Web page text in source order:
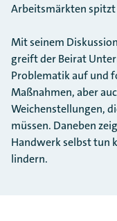
Arbeitsmärkten spitzt
Mit seinem
greift der Beirat
Problematik auf und
Maßnahmen, aber
Weichenstellungen,
müssen. Daneben
Handwerk selbst tun
lindern.